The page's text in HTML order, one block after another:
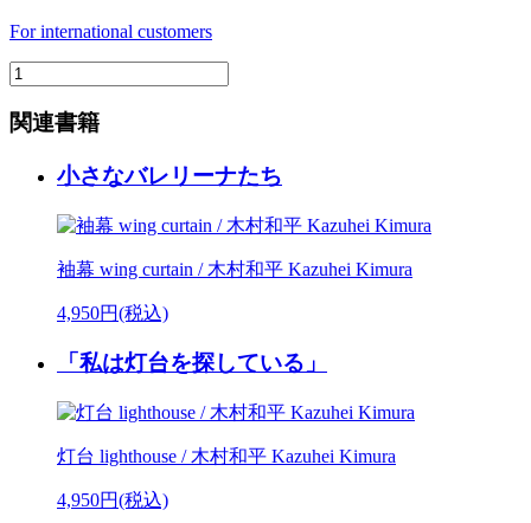
For international customers
関連書籍
小さなバレリーナたち
袖幕 wing curtain / 木村和平 Kazuhei Kimura
4,950円(税込)
「私は灯台を探している」
灯台 lighthouse / 木村和平 Kazuhei Kimura
4,950円(税込)